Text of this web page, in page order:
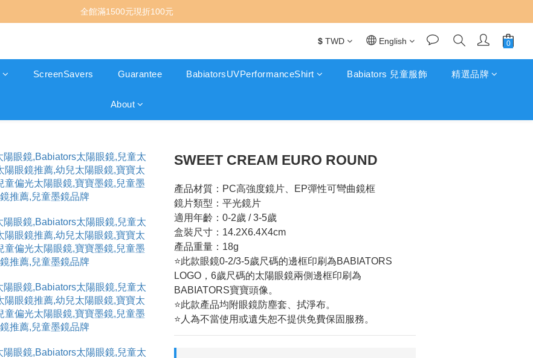
全館滿1500元現折100元
$ TWD English
ScreenSavers Guarantee BabiatorsUVPerformanceShirt Babiators 兒童服飾 精選品牌
About
SWEET CREAM EURO ROUND
產品材質：PC高強度鏡片、EP彈性可彎曲鏡框
鏡片類型：平光鏡片
適用年齡：0-2歲 / 3-5歲
盒裝尺寸：14.2X6.4X4cm
產品重量：18g
⭐此款眼鏡0-2/3-5歲尺碼的邊框印刷為BABIATORS
LOGO，6歲尺碼的太陽眼鏡兩側邊框印刷為
BABIATORS寶寶頭像。
⭐此款產品均附眼鏡防塵套、拭淨布。
⭐人為不當使用或遺失恕不提供免費保固服務。